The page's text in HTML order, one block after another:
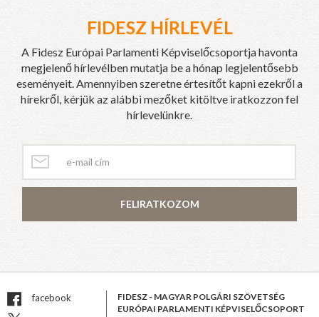
FIDESZ HÍRLEVÉL
A Fidesz Európai Parlamenti Képviselőcsoportja havonta
megjelenő hírlevélben mutatja be a hónap legjelentősebb
eseményeit. Amennyiben szeretne értesítőt kapni ezekről a
hírekről, kérjük az alábbi mezőket kitöltve iratkozzon fel
hírlevelünkre.
FELIRATKOZOM
facebook
FIDESZ - MAGYAR POLGÁRI SZÖVETSÉG
EURÓPAI PARLAMENTI KÉPVISELŐCSOPORT